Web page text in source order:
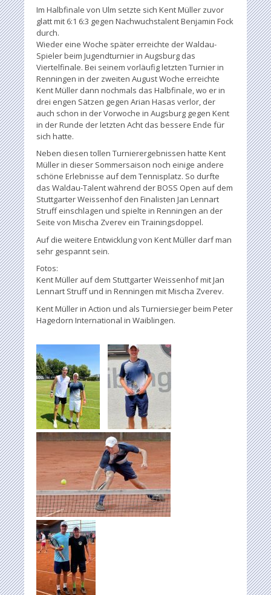
Im Halbfinale von Ulm setzte sich Kent Müller zuvor
glatt mit 6:1 6:3 gegen Nachwuchstalent Benjamin Fock
durch.
Wieder eine Woche später erreichte der Waldau-
Spieler beim Jugendturnier in Augsburg das
Viertelfinale. Bei seinem vorläufig letzten Turnier in
Renningen in der zweiten August Woche erreichte
Kent Müller dann nochmals das Halbfinale, wo er in
drei engen Sätzen gegen Arian Hasas verlor, der
auch schon in der Vorwoche in Augsburg gegen Kent
in der Runde der letzten Acht das bessere Ende für
sich hatte.
Neben diesen tollen Turnierergebnissen hatte Kent
Müller in dieser Sommersaison noch einige andere
schöne Erlebnisse auf dem Tennisplatz. So durfte
das Waldau-Talent während der BOSS Open auf dem
Stuttgarter Weissenhof den Finalisten Jan Lennart
Struff einschlagen und spielte in Renningen an der
Seite von Mischa Zverev ein Trainingsdoppel.
Auf die weitere Entwicklung von Kent Müller darf man
sehr gespannt sein.
Fotos:
Kent Müller auf dem Stuttgarter Weissenhof mit Jan
Lennart Struff und in Renningen mit Mischa Zverev.
Kent Müller in Action und als Turniersieger beim Peter
Hagedorn International in Waiblingen.